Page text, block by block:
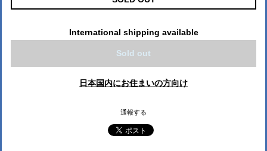
International shipping available
Sold out
日本国内にお住まいの方向け
通報する